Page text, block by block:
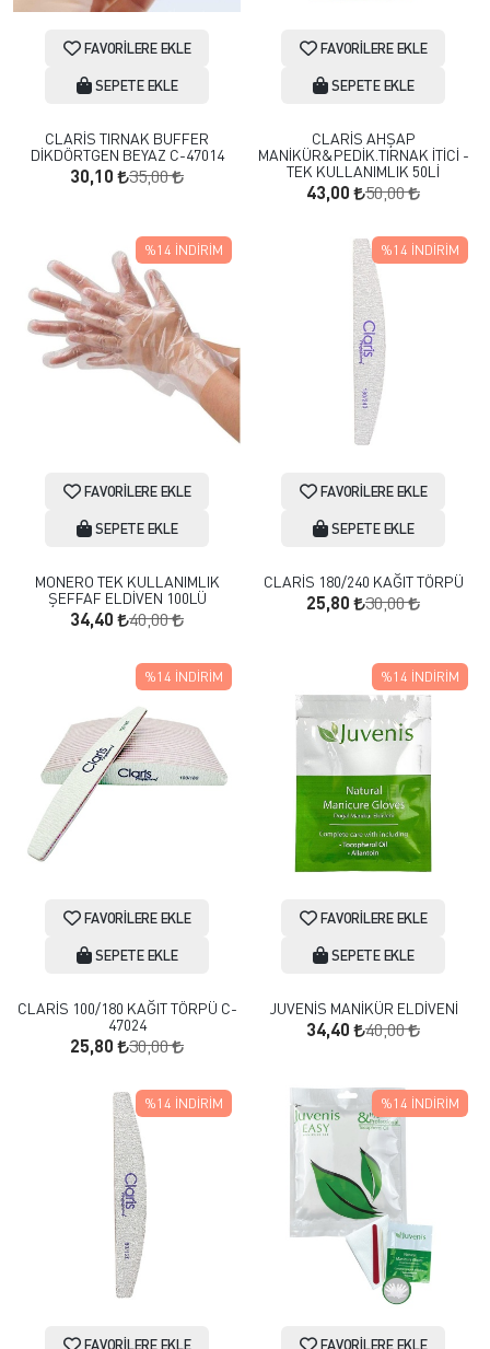
FAVORILERE EKLE
SEPETE EKLE
CLARİS TIRNAK BUFFER
DİKDÖRTGEN BEYAZ C-47014
30,10 35,00
FAVORILERE EKLE
SEPETE EKLE
CLARİS AHŞAP
MANİKÜR&PEDİK.TIRNAK İTİCİ -
TEK KULLANIMLIK 50Lİ
43,00 50,00
FAVORILERE EKLE
SEPETE EKLE
MONERO TEK KULLANIMLIK
ŞEFFAF ELDİVEN 100LÜ
34,40 40,00
%14 İNDIRIM
FAVORILERE EKLE
SEPETE EKLE
CLARİS 180/240 KAĞIT TÖRPÜ
25,80 30,00
%14 İNDIRIM
FAVORILERE EKLE
SEPETE EKLE
CLARİS 100/180 KAĞIT TÖRPÜ C-
47024
25,80 30,00
%14 İNDIRIM
FAVORILERE EKLE
SEPETE EKLE
JUVENİS MANİKÜR ELDİVENİ
34,40 40,00
%14 İNDIRIM
FAVORILERE EKLE
%14 İNDIRIM
FAVORILERE EKLE
%14 İNDIRIM